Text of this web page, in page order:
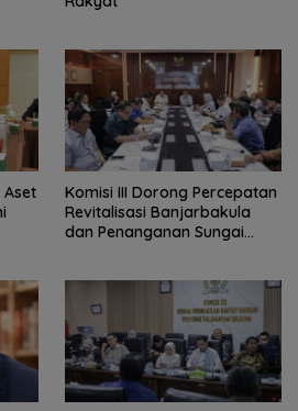
Aset
‎Komisi III Dorong Percepatan
Revitalisasi Banjarbakula
dan Penanganan Sungai